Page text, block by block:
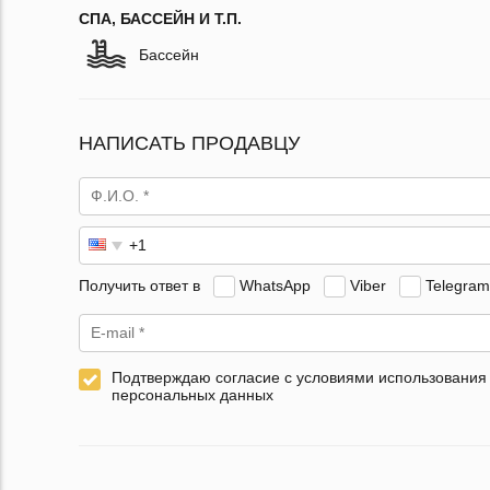
СПА, БАССЕЙН И Т.П.
Бассейн
НАПИСАТЬ ПРОДАВЦУ
Получить ответ в WhatsApp Viber Telegram
Подтверждаю согласие с условиями использования
персональных данных